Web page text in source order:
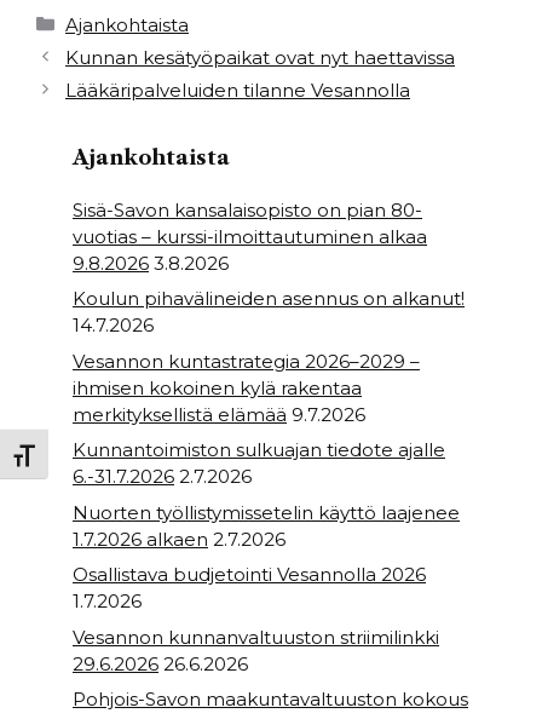
Toggle Font size
e
b
o
o
k
t
e
r
A
p
p
Kategoriat
Ajankohtaista
Kunnan kesätyöpaikat ovat nyt haettavissa
Lääkäripalveluiden tilanne Vesannolla
Ajankohtaista
Sisä-Savon kansalaisopisto on pian 80-
vuotias – kurssi-ilmoittautuminen alkaa
9.8.2026 3.8.2026
Koulun pihavälineiden asennus on alkanut!
14.7.2026
Vesannon kuntastrategia 2026–2029 –
ihmisen kokoinen kylä rakentaa
merkityksellistä elämää 9.7.2026
Kunnantoimiston sulkuajan tiedote ajalle
6.-31.7.2026 2.7.2026
Nuorten työllistymissetelin käyttö laajenee
1.7.2026 alkaen 2.7.2026
Osallistava budjetointi Vesannolla 2026
1.7.2026
Vesannon kunnanvaltuuston striimilinkki
29.6.2026 26.6.2026
Pohjois-Savon maakuntavaltuuston kokous